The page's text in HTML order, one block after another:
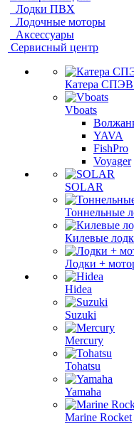
Лодки ПВХ
Лодочные моторы
Аксессуары
Сервисный центр
Катера СПЭВ
Vboats
YAVA
FishPro
Voyager
SOLAR
Тоннельные
Килевые
Лодки +
Hidea
Suzuki
Mercury
Tohatsu
Yamaha
Marine Rocket